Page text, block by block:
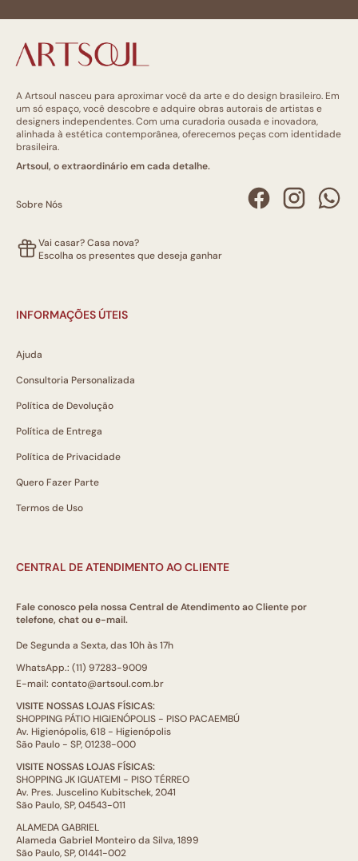
A Artsoul nasceu para aproximar você da arte e do design brasileiro. Em
um só espaço, você descobre e adquire obras autorais de artistas e
designers independentes. Com uma curadoria ousada e inovadora,
alinhada à estética contemporânea, oferecemos peças com identidade
brasileira.
Artsoul, o extraordinário em cada detalhe.
Sobre Nós
Vai casar? Casa nova?
Escolha os presentes que deseja ganhar
INFORMAÇÕES ÚTEIS
Ajuda
Consultoria Personalizada
Política de Devolução
Política de Entrega
Política de Privacidade
Quero Fazer Parte
Termos de Uso
CENTRAL DE ATENDIMENTO AO CLIENTE
Fale conosco pela nossa Central de Atendimento ao Cliente por
telefone, chat ou e-mail.
De Segunda a Sexta, das 10h às 17h
WhatsApp.: (11) 97283-9009
E-mail: contato@artsoul.com.br
VISITE NOSSAS LOJAS FÍSICAS:
SHOPPING PÁTIO HIGIENÓPOLIS - PISO PACAEMBÚ
Av. Higienópolis, 618 - Higienópolis
São Paulo - SP, 01238-000
VISITE NOSSAS LOJAS FÍSICAS:
SHOPPING JK IGUATEMI - PISO TÉRREO
Av. Pres. Juscelino Kubitschek, 2041
São Paulo, SP, 04543-011
ALAMEDA GABRIEL
Alameda Gabriel Monteiro da Silva, 1899
São Paulo, SP, 01441-002